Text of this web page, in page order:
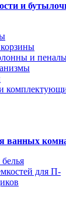
и
и
ванных
для П-